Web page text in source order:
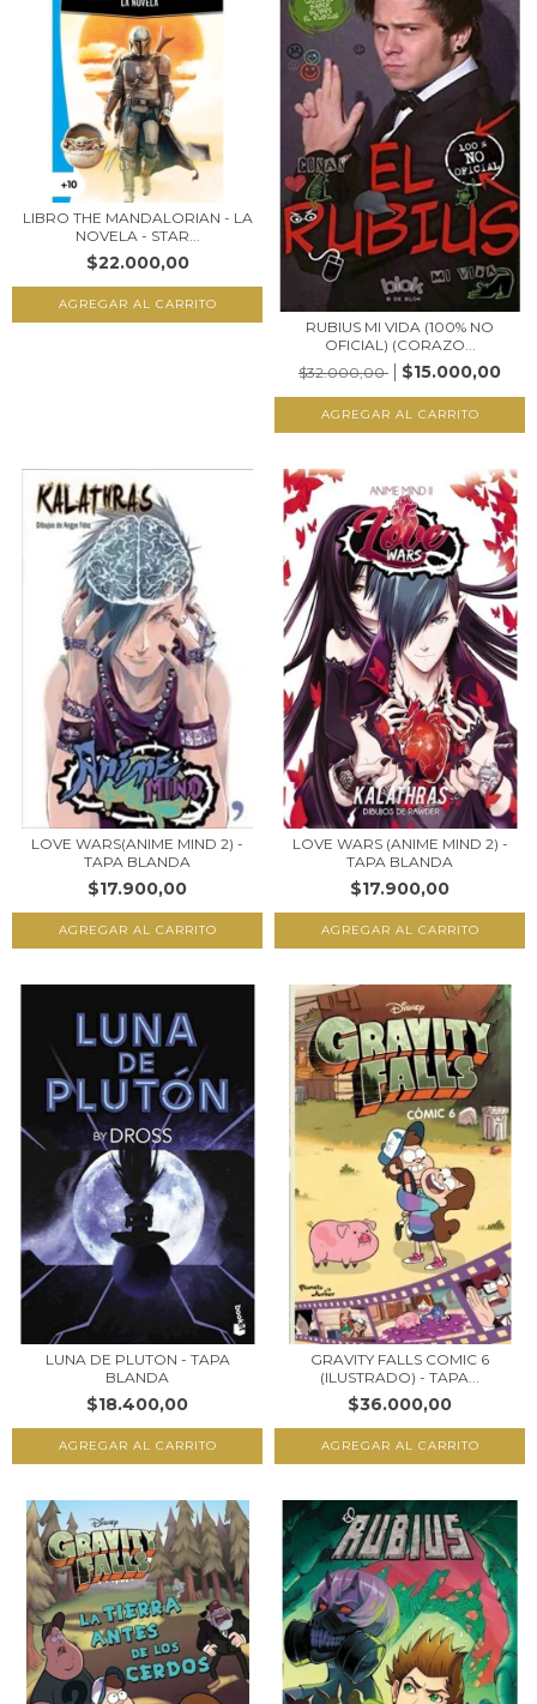
LIBRO THE MANDALORIAN - LA
NOVELA - STAR...
$22.000,00
RUBIUS MI VIDA (100% NO
OFICIAL) (CORAZO...
$32.000,00
$15.000,00
LOVE WARS(ANIME MIND 2) -
TAPA BLANDA
$17.900,00
LOVE WARS (ANIME MIND 2) -
TAPA BLANDA
$17.900,00
LUNA DE PLUTON - TAPA
BLANDA
$18.400,00
GRAVITY FALLS COMIC 6
(ILUSTRADO) - TAPA...
$36.000,00